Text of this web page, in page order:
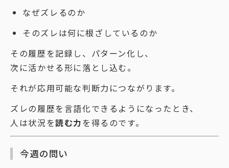
なぜズレるのか
そのズレは何に根ざしているのか
その履歴を記録し、パターン化し、
次に活かせる形に落とし込む。
それが応用可能な判断力につながります。
ズレの履歴を言語化できるようになったとき、
人は状況を読む力を得るのです。
今週の問い